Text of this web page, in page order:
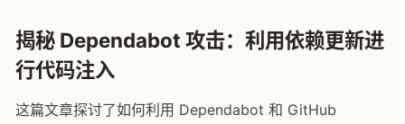
揭秘 Dependabot 攻击：利用依赖更新进
行代码注入
这篇文章探讨了如何利用 Dependabot 和 GitHub